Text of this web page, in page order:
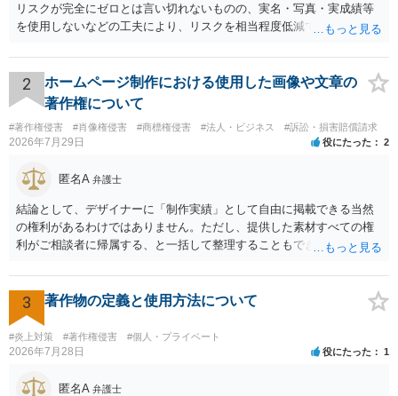
リスクが完全にゼロとは言い切れないものの、実名・写真・実成績等
を使用しないなどの工夫により、リスクを相当程度低減できる設計に
推測できる」という点は、裁判で争われた場合に「専ら顧客吸引力の
利用を目的とする」と判断される余地を残すため、一定の注意が必要
です。 また、広告収益の有無は、侵害判断に一定の影響を与える可能
性がありますが、決定的要因ではありません。 パブリシティ権侵害の
成否は、主に「専ら顧客吸引力の利用を目的とするか」という点で判
断されます。広告収益があることは「商業的目的」を強く示す要素で
すが、それだけで直ちに侵害となるわけではありません。完全無償・
非営利であれば「表現の自由」「創作物」としての側面が強く評価さ
れる可能性があります。一方、広告収益がある場合は「商業利用」と
しての色彩が強まり、リスクが高まる可能性があります。 公開前に変
更・確認しておく事項については、公開の場でアドバイスするにも限
界があるかと思うので、資料等を持参の上、弁護士に相談されること
も一つかと存じます。
2
ホームページ制作における使用した画像や文章の
著作権について
#著作権侵害 #肖像権侵害 #商標権侵害 #法人・ビジネス #訴訟・損害賠償請求
2026年7月29日 役にたった 2
匿名A 弁護士
結論として、デザイナーに「制作実績」として自由に掲載できる当然
の権利があるわけではありません。ただし、提供した素材すべての権
利がご相談者に帰属する、と一括して整理することもできません。 ご
身が著作権者です。 他方、ブランド名、文字主体のロゴ、商品情報、
短いキャッチコピー、販売コンセプトなどは、通常、著作物には当た
りません。ただし、ロゴに独自の図形やイラスト等が含まれる場合に
は、その表現部分が著作物となる可能性があります。 また、人物写真
の著作権は撮影者に、肖像に関する権利は被写体本人に帰属します
わけではありません。デザイナーが独自に制作したイラストやバナー
3 著作物の定義と使用方法について
#炎上対策 #著作権侵害 #個人・プライベート
2026年7月28日 役にたった 1
匿名A 弁護士